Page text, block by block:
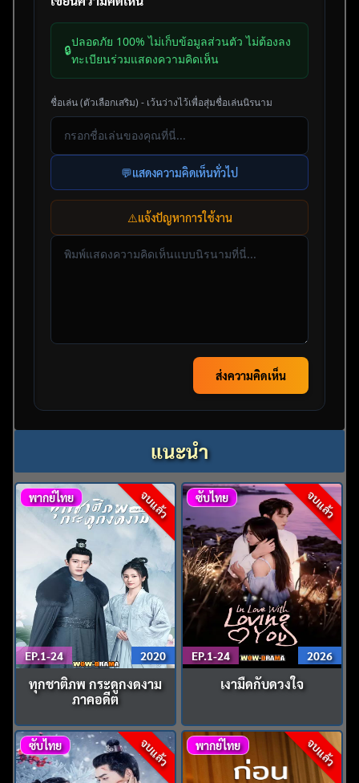
🔒
ปลอดภัย 100% ไม่เก็บข้อมูลส่วนตัว ไม่ต้องลง
ทะเบียนร่วมแสดงความคิดเห็น
ชื่อเล่น (ตัวเลือกเสริม) - เว้นว่างไว้เพื่อสุ่มชื่อเล่นนิรนาม
💬แสดงความคิดเห็นทั่วไป
⚠️แจ้งปัญหาการใช้งาน
ส่งความคิดเห็น
แนะนำ
จบแล้ว
พากย์ไทย
EP.1-24 2020
ทุกชาติภพ กระดูกงดงาม
ภาคอดีต
จบแล้ว
ซับไทย
EP.1-24 2026
เงามืดกับดวงใจ
จบแล้ว
ซับไทย จบแล้ว
พากย์ไทย